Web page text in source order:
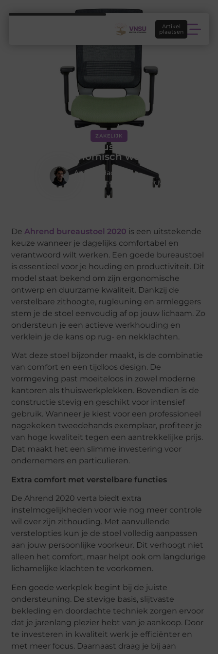
Artikel
plaatsen
ZAKELIJK
Ahrend bureaustoel 2020 voor
ergonomisch werken
Amir El Hadi
Contentontwikkelaar & Schrijver
DeAhrend bureaustoel 2020 is een uitstekende
keuze wanneer je dagelijks comfortabel en
verantwoord wilt werken. Een goede bureaustoel
is essentieel voor je houding en productiviteit. Dit
model staat bekend om zijn ergonomische
ontwerp en duurzame kwaliteit. Dankzij de
verstelbare zithoogte, rugleuning en armleggers
stem je de stoel eenvoudig af op jouw lichaam. Zo
ondersteun je een actieve werkhouding en
verklein je de kans op rug- en nekklachten.
Wat deze stoel bijzonder maakt, is de combinatie
van comfort en een tijdloos design. De
vormgeving past moeiteloos in zowel moderne
kantoren als thuiswerkplekken. Bovendien is de
constructie stevig en geschikt voor intensief
gebruik. Wanneer je kiest voor een professioneel
nagekeken tweedehands exemplaar, profiteer je
van hoge kwaliteit tegen een aantrekkelijke prijs.
Dat maakt het een slimme investering voor
ondernemers en particulieren.
Extra comfort met verstelbare functies
De Ahrend 2020 verta biedt extra
instelmogelijkheden voor wie nog meer controle
wil over zijn zithouding. Met aanvullende
verstelopties kun je de stoel volledig aanpassen
aan jouw persoonlijke voorkeur. Dit verhoogt niet
alleen het comfort, maar helpt ook om langdurige
lichamelijke klachten te voorkomen.
Een goede werkplek begint bij de juiste
ondersteuning. De stevige basis, slijtvaste
bekleding en doordachte techniek zorgen ervoor
dat je jarenlang plezier hebt van je aankoop. Door
te investeren in kwaliteit werk je efficiënter en
met meer focus. Daarnaast draag je bij aan